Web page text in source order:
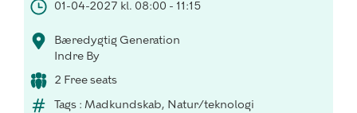
01-04-2027 kl. 08:00 - 11:15
Bæredygtig Generation
Indre By
2 Free seats
Tags : Madkundskab, Natur/teknologi